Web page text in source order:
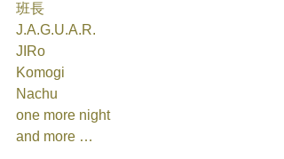
班長
J.A.G.U.A.R.
JIRo
Komogi
Nachu
one more night
and more …